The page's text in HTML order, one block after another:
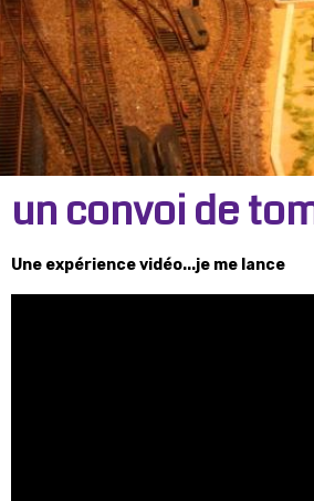
un convoi de
Une expérience vidéo...je me lance